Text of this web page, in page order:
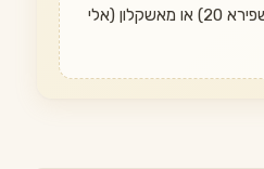
מאשדוד (חיים משה שפירא 20) או מאשקלון (אלי